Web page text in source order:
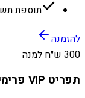
תוספת
להזמנה
300 ש״ח למנה
תפריט VIP פרימיום — על האש בשרים מובחרים